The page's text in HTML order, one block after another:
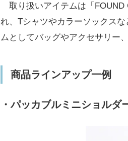
取り扱いアイテムは「FOUND
れ、Tシャツやカラーソックス
ムとしてバッグやアクセサリー
商品ラインアップ一例
・パッカブルミニショル